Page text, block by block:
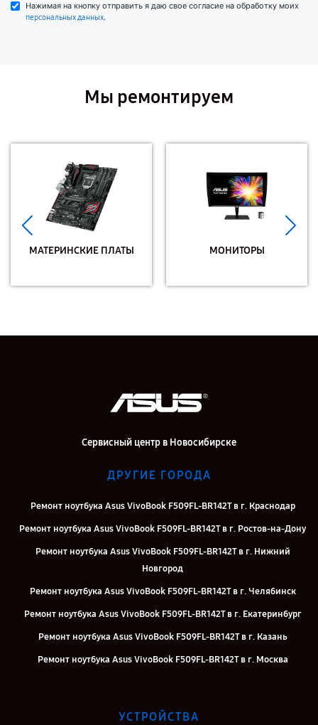
Нажимая на кнопку отправить я даю свое согласие на обработку моих
персональных данных.
Мы ремонтируем
МАТЕРИНСКИЕ ПЛАТЫ МОНИТОРЫ
Сервисный центр в Новосибирске
ДРУГИЕ ГОРОДА
Ремонт ноутбука Asus VivoBook F509FL-BR142T в г. Краснодар
Ремонт ноутбука Asus VivoBook F509FL-BR142T в г. Ростов-на-Дону
Ремонт ноутбука Asus VivoBook F509FL-BR142T в г. Нижний
Новгород
Ремонт ноутбука Asus VivoBook F509FL-BR142T в г. Челябинск
Ремонт ноутбука Asus VivoBook F509FL-BR142T в г. Екатеринбург
Ремонт ноутбука Asus VivoBook F509FL-BR142T в г. Казань
Ремонт ноутбука Asus VivoBook F509FL-BR142T в г. Москва
УСТРОЙСТВА